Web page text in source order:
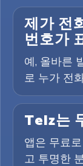
제가 전
번호가
예, 올바른
로 누가 전
Telz는
앱은 무료
고 투명한